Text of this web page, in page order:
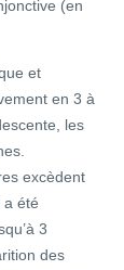
(en
et
en 3 à
les
excèdent
a été
3
des